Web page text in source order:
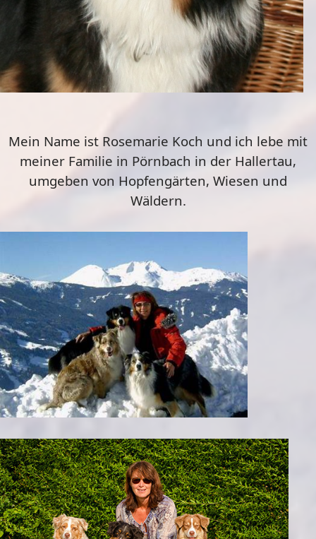
Mein Name ist Rosemarie Koch und ich lebe mit
meiner Familie in Pörnbach in der Hallertau,
umgeben von Hopfengärten, Wiesen und
Wäldern.